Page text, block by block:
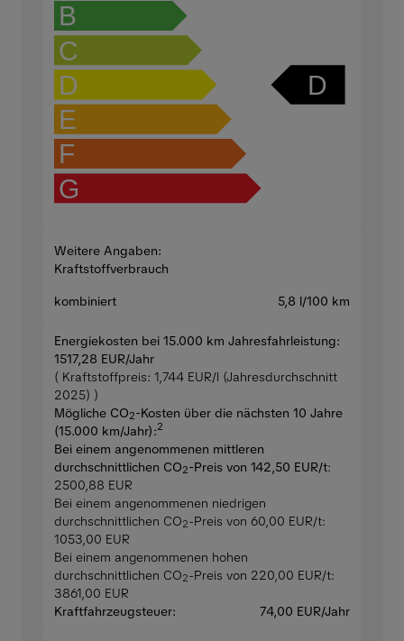
B
C
D
E
F
G
D
Weitere Angaben:
Kraftstoffverbrauch
kombiniert
5,8 l/100 km
Energiekosten bei 15.000 km Jahresfahrleistung:
1517,28 EUR/Jahr
( Kraftstoffpreis: 1,744 EUR/l (Jahresdurchschnitt
2025) )
Mögliche CO2-Kosten über die nächsten 10 Jahre
(15.000 km/Jahr):2
Bei einem angenommenen mittleren
durchschnittlichen CO2-Preis von 142,50 EUR/t:
2500,88 EUR
Bei einem angenommenen niedrigen
durchschnittlichen CO2-Preis von 60,00 EUR/t:
1053,00 EUR
Bei einem angenommenen hohen
durchschnittlichen CO2-Preis von 220,00 EUR/t:
3861,00 EUR
Kraftfahrzeugsteuer:
74,00 EUR/Jahr